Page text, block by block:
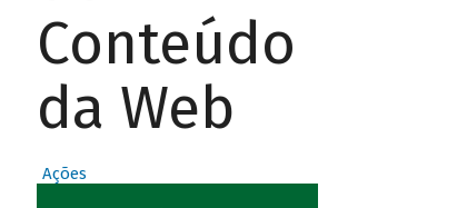
Conteúdo
da Web
Ações